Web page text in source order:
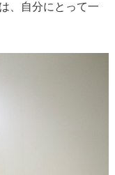
、自分にとって一